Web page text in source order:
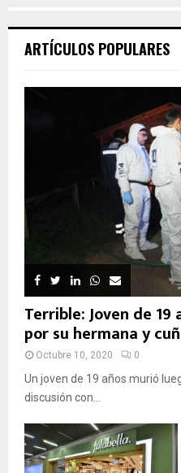
ARTÍCULOS POPULARES
Terrible: Joven de
por su hermana y
Octubre 10, 2020 0
Un joven de 19 años murió
discusión con...